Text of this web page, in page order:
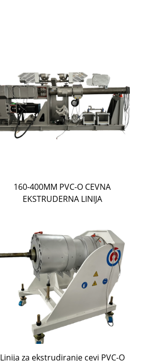
160-400MM PVC-O CEVNA
EKSTRUDERNA LINIJA
Linija za ekstrudiranje cevi PVC-O